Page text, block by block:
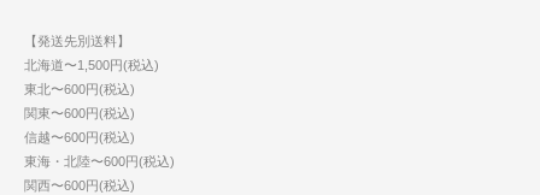
【発送先別送料】
北海道〜1,500円(税込)
東北〜600円(税込)
関東〜600円(税込)
信越〜600円(税込)
東海・北陸〜600円(税込)
関西〜600円(税込)